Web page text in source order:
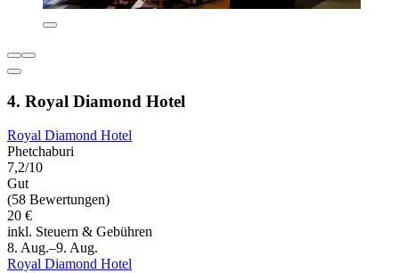
4. Royal Diamond Hotel
Royal Diamond Hotel
Phetchaburi
7,2/10
Gut
(58 Bewertungen)
20 €
inkl. Steuern & Gebühren
8. Aug.–9. Aug.
Royal Diamond Hotel